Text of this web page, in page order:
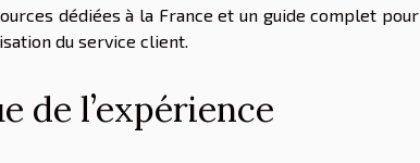
dédiées à la France et un guide complet pour
du service client.
de l’expérience